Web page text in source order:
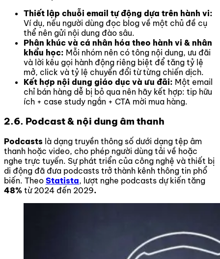
Thiết lập chuỗi email tự động dựa trên hành vi:
Ví dụ, nếu người dùng đọc blog về một chủ đề cụ
thể nên gửi nội dung đào sâu.
Phân khúc và cá nhân hóa theo hành vi & nhân
khẩu học: Mỗi nhóm nên có tông nội dung, ưu đãi
và lời kêu gọi hành động riêng biệt để tăng tỷ lệ
mở, click và tỷ lệ chuyển đổi từ từng chiến dịch.
Kết hợp nội dung giáo dục và ưu đãi: Một email
chỉ bán hàng dễ bị bỏ qua nên hãy kết hợp: tip hữu
ích + case study ngắn + CTA mời mua hàng.
2.6. Podcast & nội dung âm thanh
Podcasts là dạng truyền thông số dưới dạng tệp âm
thanh hoặc video, cho phép người dùng tải về hoặc
nghe trực tuyến. Sự phát triển của công nghệ và thiết bị
di động đã đưa podcasts trở thành kênh thông tin phổ
biến. Theo Statista, lượt nghe podcasts dự kiến tăng
48% từ 2024 đến 2029.